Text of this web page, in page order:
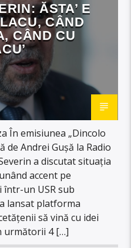
ĂSTA’ E
CÂND
CÂND CU
În emisiunea „Dincolo
de Andrei Gușă la Radio
a discutat situația
accent pe
un USR sub
lansat platforma
să vină cu idei
următorii 4 […]